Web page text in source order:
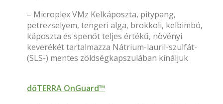
– Microplex VMz Kelkáposzta, pitypang,
petrezselyem, tengeri alga, brokkoli, kelbimbó,
káposzta és spenót teljes értékű, növényi
keverékét tartalmazza Nátrium-lauril-szulfát-
(SLS-) mentes zöldségkapszulában kínáljuk
dōTERRA OnGuard™